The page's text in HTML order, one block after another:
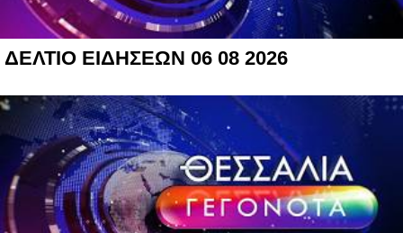
ΔΕΛΤΙΟ ΕΙΔΗΣΕΩΝ 06 08 2026